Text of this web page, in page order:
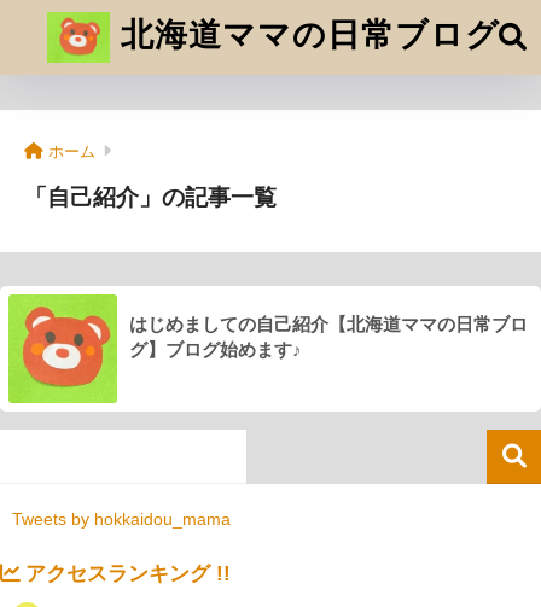
北海道ママの日常ブログ
ホーム
「自己紹介」の記事一覧
はじめましての自己紹介【北海道ママの日常ブロ
グ】ブログ始めます♪
Tweets by hokkaidou_mama
アクセスランキング !!